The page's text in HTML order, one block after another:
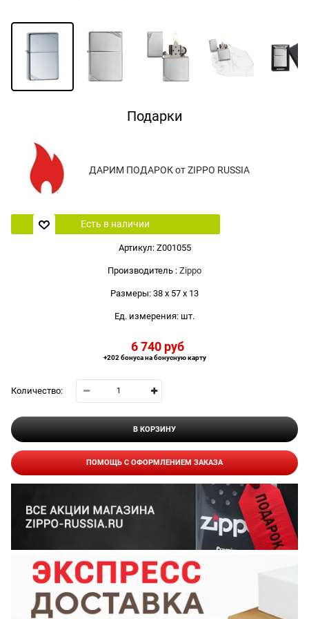
Подарки
ДАРИМ ПОДАРОК от ZIPPO RUSSIA
Есть в наличии
Артикул: Z001055
Производитель : Zippo
Размеры: 38 x 57 x 13
Ед. измерения: шт.
6 740 руб
+202 бонуса на бонусную карту
Количество:
В КОРЗИНУ
ПОМОЩЬ С ОФОРМЛЕНИЕМ ЗАКАЗА